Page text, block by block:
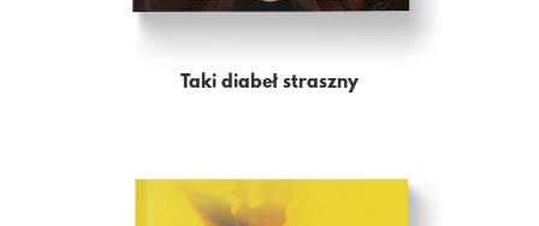
Taki diabeł straszny